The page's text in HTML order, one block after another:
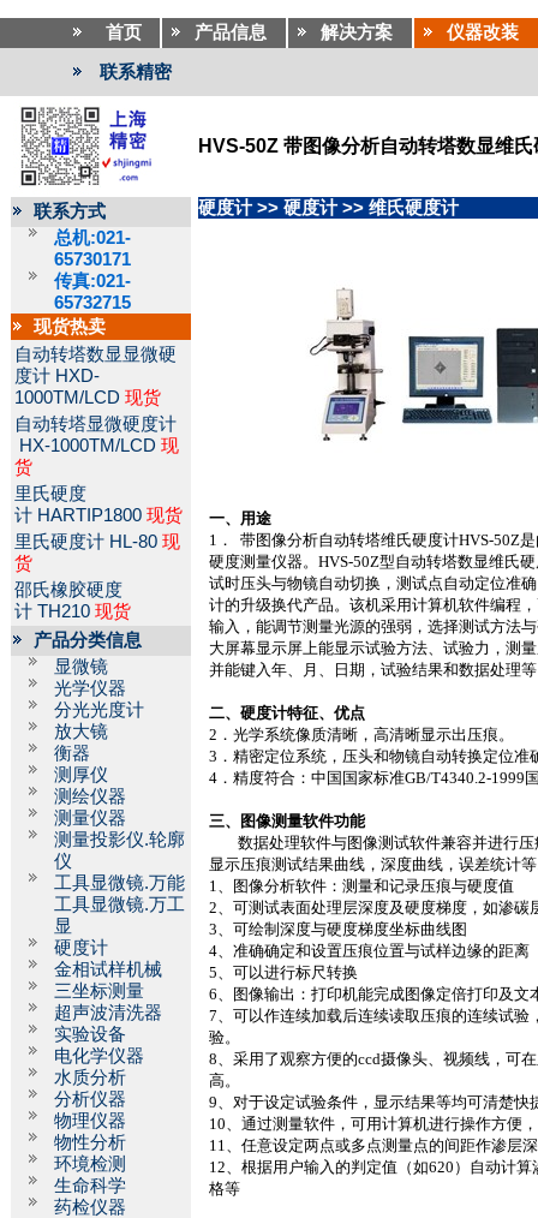
首页 产品信息 解决方案 仪器改装
联系精密
HVS-50Z 带图像分析自动转塔数显维氏
联系方式
总机:021-
65730171
传真:021-
65732715
现货热卖
自动转塔数显显微硬
度计 HXD-
1000TM/LCD 现货
自动转塔显微硬度计
HX-1000TM/LCD 现
货
里氏硬度
计 HARTIP1800 现货
里氏硬度计 HL-80 现
货
邵氏橡胶硬度
计 TH210 现货
产品分类信息
显微镜
光学仪器
分光光度计
放大镜
衡器
测厚仪
测绘仪器
测量仪器
测量投影仪.轮廓
仪
工具显微镜.万能
工具显微镜.万工
显
硬度计
金相试样机械
三坐标测量
超声波清洗器
实验设备
电化学仪器
水质分析
分析仪器
物理仪器
物性分析
环境检测
生命科学
药检仪器
硬度计 >> 硬度计 >> 维氏硬度计
一、用途
1 ． 带图像分析自动转塔维氏硬度计HVS-50Z
硬度测量仪器。HVS-50Z型自动转塔数显维氏
试时压头与物镜自动切换，测试点自动定位准
计的升级换代产品。该机采用计算机软件编程
输入，能调节测量光源的强弱，选择测试方法
大屏幕显示屏上能显示试验方法、试验力，测
并能键入年、月、日期，试验结果和数据处理
二、硬度计特征、优点
2 ．光学系统像质清晰，高清晰显示出压痕。
3 ．精密定位系统，压头和物镜自动转换定位
4 ．精度符合：中国国家标准GB/T4340.2-1999
三、图像测量软件功能
数据处理软件与图像测试软件兼容并进行
显示压痕测试结果曲线，深度曲线，误差统计等
1、图像分析软件：测量和记录压痕与硬度值
2、可测试表面处理层深度及硬度梯度，如渗碳
3、可绘制深度与硬度梯度坐标曲线图
4、准确确定和设置压痕位置与试样边缘的距离
5、可以进行标尺转换
6、图像输出：打印机能完成图像定倍打印及文
7、可以作连续加载后连续读取压痕的连续试
验。
8、采用了观察方便的ccd摄像头、视频线，可
高。
9、对于设定试验条件，显示结果等均可清楚快
10、通过测量软件，可用计算机进行操作方便
11、任意设定两点或多点测量点的间距作渗层
12、根据用户输入的判定值（如620 ）自动计算
格等